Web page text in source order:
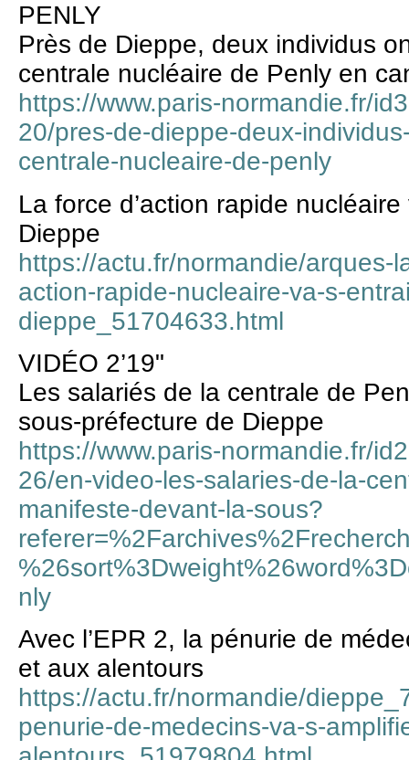
PENLY
Près de Dieppe, deux individus
centrale nucléaire de Penly en
https://www.paris-normandie.fr/
20/pres-de-dieppe-deux-
centrale-nucleaire-de-penly
La force d’action rapide
Dieppe
https://actu.fr/normandie/arques-
action-rapide-nucleaire-va-s-
dieppe_51704633.html
VIDÉO 2’19"
Les salariés de la centrale de
sous-préfecture de Dieppe
https://www.paris-normandie.fr/
26/en-video-les-salaries-de-la-
manifeste-devant-la-sous?
nly
Avec l’EPR 2, la pénurie de
et aux alentours
https://actu.fr/normandie/
penurie-de-medecins-va-s-